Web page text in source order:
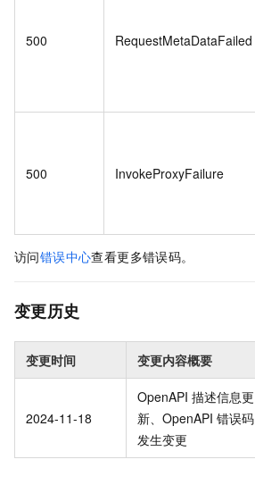
500 RequestMetaDataFailed
500 InvokeProxyFailure
访问错误中心查看更多错误码。
变更历史
变更时间 变更内容概要
2024-11-18
OpenAPI 描述信息更
新、OpenAPI 错误码
发生变更